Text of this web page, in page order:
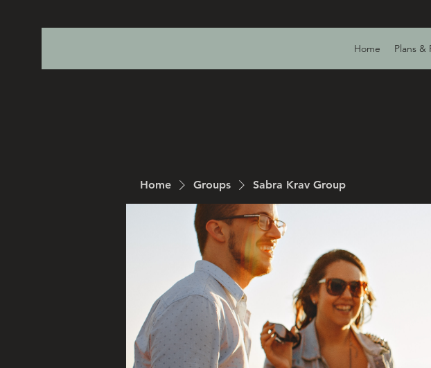
Home Plans &
Home Groups Sabra Krav Group